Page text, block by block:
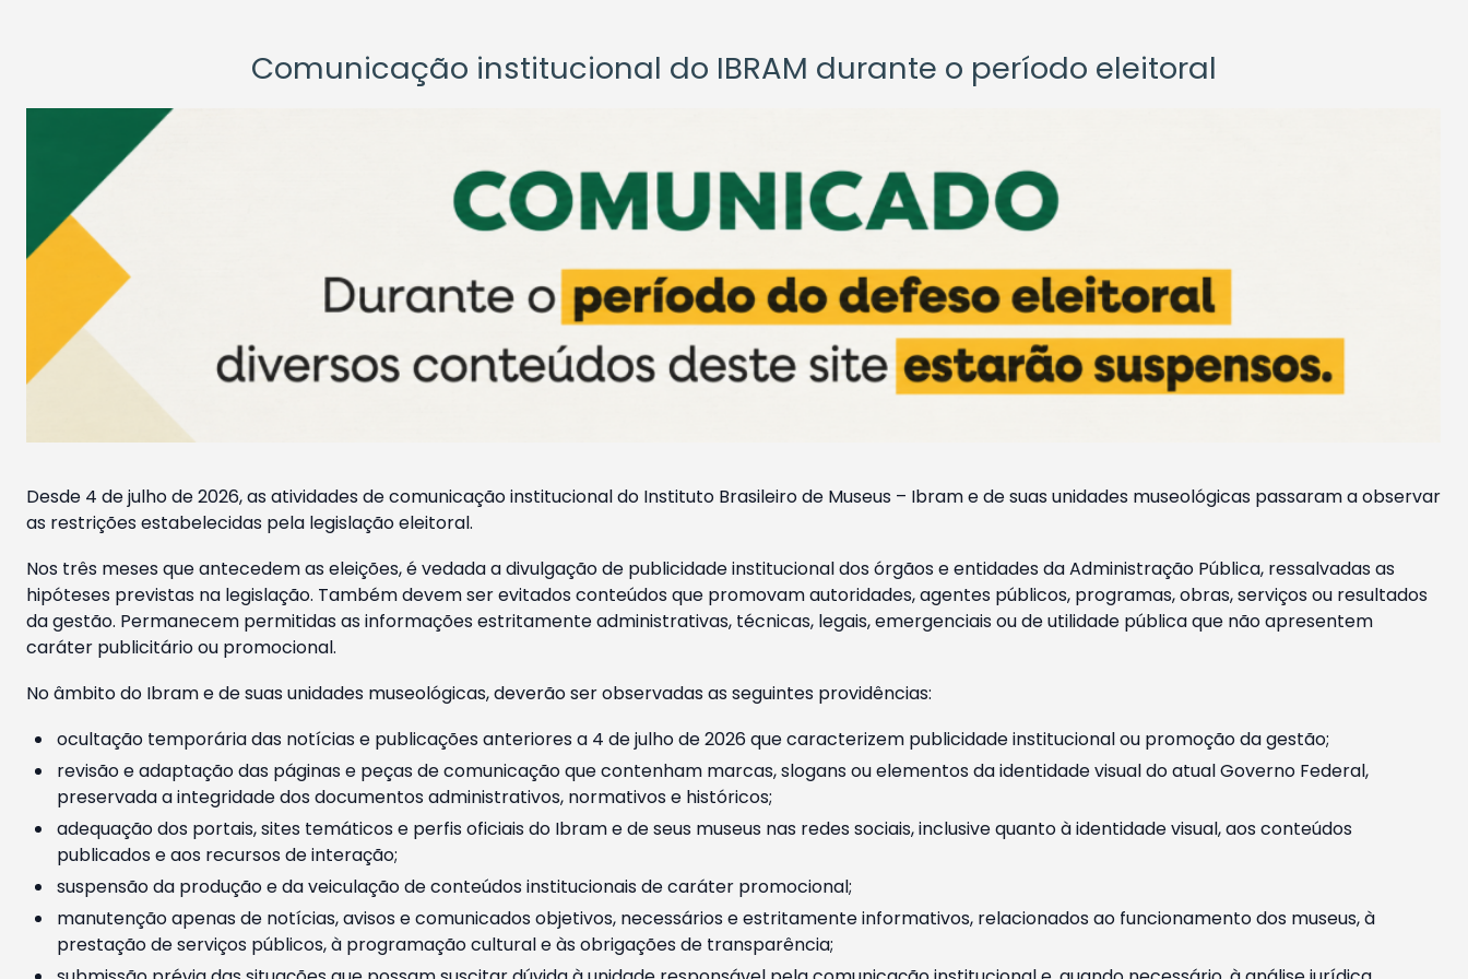
Comunicação institucional do IBRAM durante o período eleitoral
Desde 4 de julho de 2026, as atividades de comunicação institucional do Instituto Brasileiro de Museus – Ibram e de suas unidades museológicas passaram a observar
as restrições estabelecidas pela legislação eleitoral.
Nos três meses que antecedem as eleições, é vedada a divulgação de publicidade institucional dos órgãos e entidades da Administração Pública, ressalvadas as
hipóteses previstas na legislação. Também devem ser evitados conteúdos que promovam autoridades, agentes públicos, programas, obras, serviços ou resultados
da gestão. Permanecem permitidas as informações estritamente administrativas, técnicas, legais, emergenciais ou de utilidade pública que não apresentem
caráter publicitário ou promocional.
No âmbito do Ibram e de suas unidades museológicas, deverão ser observadas as seguintes providências:
ocultação temporária das notícias e publicações anteriores a 4 de julho de 2026 que caracterizem publicidade institucional ou promoção da gestão;
revisão e adaptação das páginas e peças de comunicação que contenham marcas, slogans ou elementos da identidade visual do atual Governo Federal,
preservada a integridade dos documentos administrativos, normativos e históricos;
adequação dos portais, sites temáticos e perfis oficiais do Ibram e de seus museus nas redes sociais, inclusive quanto à identidade visual, aos conteúdos
publicados e aos recursos de interação;
suspensão da produção e da veiculação de conteúdos institucionais de caráter promocional;
manutenção apenas de notícias, avisos e comunicados objetivos, necessários e estritamente informativos, relacionados ao funcionamento dos museus, à
prestação de serviços públicos, à programação cultural e às obrigações de transparência;